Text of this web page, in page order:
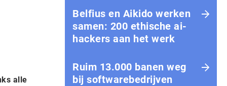
alle
Belfius en Aikido werken
samen: 200 ethische ai-
hackers aan het werk
Ruim 13.000 banen weg
bij softwarebedrijven